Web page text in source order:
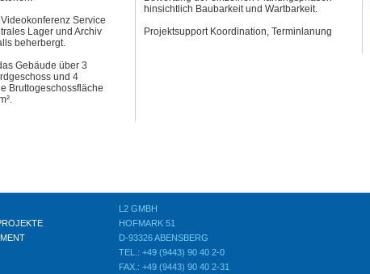
Service
Lager und Archiv
beherbergt.
Gebäude über 3
und 4
Bruttogeschossfläche
hinsichtlich Baubarkeit und Wartbarkeit.
Projektsupport Koordination, Terminlanung
L2 GMBH
HOFMARK 51
D-93326 ABENSBERG
TEL.: +49 (9443) 90 40 2-0
FAX.: +49 (9443) 90 40 2-31